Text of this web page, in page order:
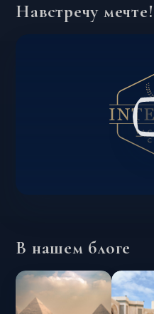
Навстречу мечте!
В нашем блоге